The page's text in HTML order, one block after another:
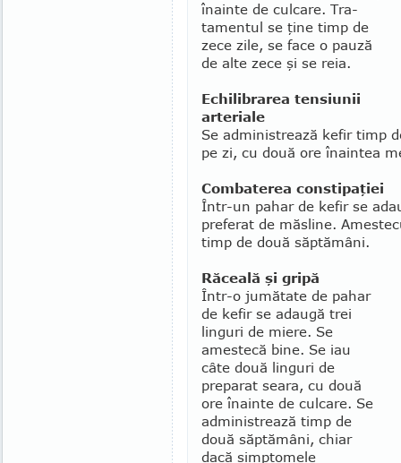
înainte de culcare. Tra­
tamentul se ţine timp de
zece zile, se face o pauză
de alte zece şi se reia.
Echilibrarea tensiunii
arteriale
Se administrează kefir timp
pe zi, cu două ore îna­intea
Combaterea constipaţiei
Într-un pahar de kefir se
preferat de măsline.
timp de două săptămâni.
Răceală şi gripă
Într-o jumătate de pahar
de kefir se adaugă trei
linguri de miere. Se
amestecă bine. Se iau
câte două lin­guri de
preparat seara, cu două
ore înainte de cul­care. Se
administrează timp de
două săptămâni, chiar
dacă simptomele